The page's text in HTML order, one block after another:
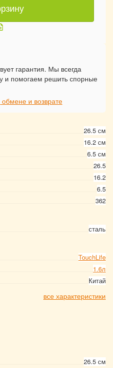
26.5 см
16.2 см
6.5 см
26.5
16.2
6.5
362
сталь
TouchLife
1.6л
Китай
все характеристики
гарантия. Мы всегда
и помогаем решить спорные
и возврате
26.5 см